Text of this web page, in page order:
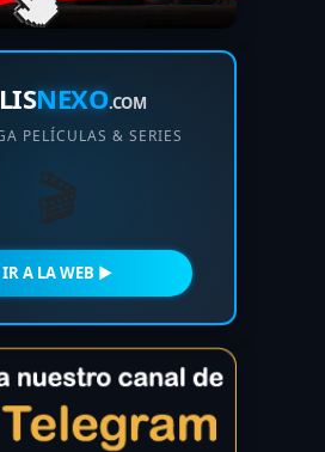
NEXO.COM
PELÍCULAS & SERIES
🎬
IR A LA WEB ►